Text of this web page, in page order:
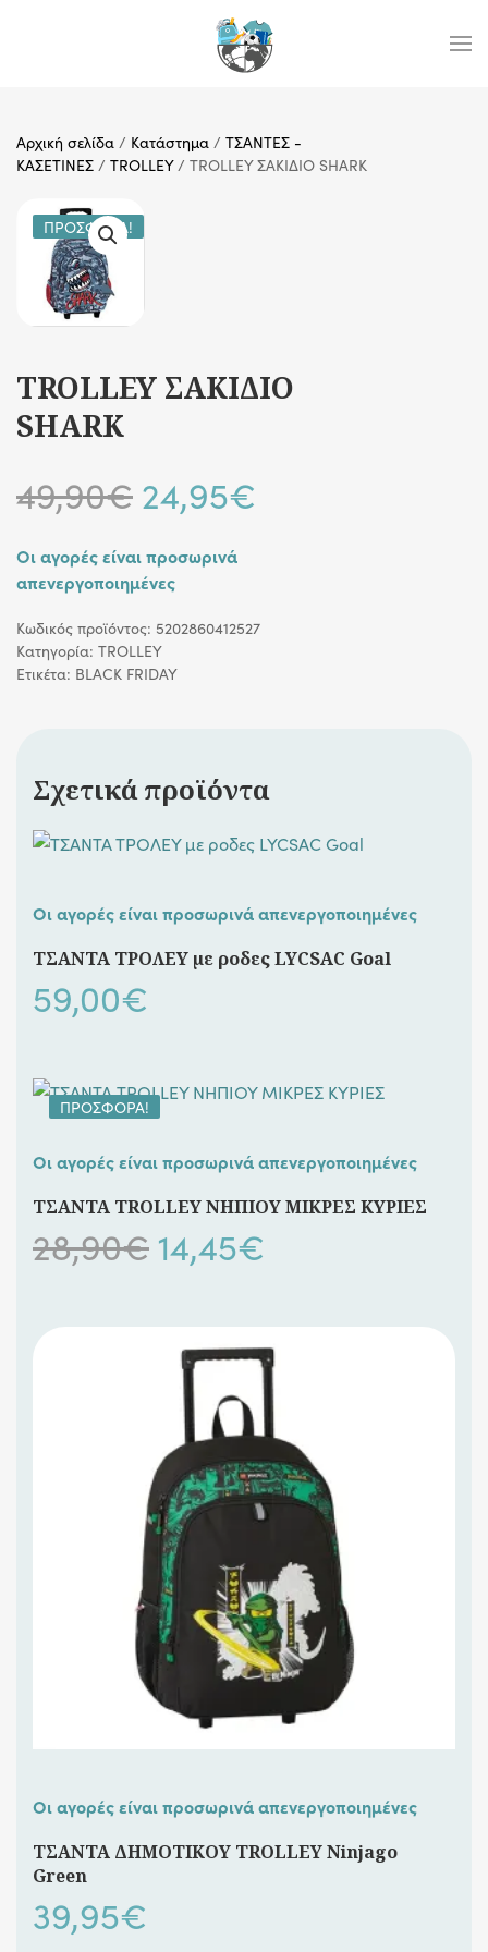
Αρχική σελίδα / Κατάστημα / ΤΣΑΝΤΕΣ -
ΚΑΣΕΤΙΝΕΣ / TROLLEY/ TROLLEY ΣΑΚΙΔΙΟ SHARK
ΠΡΟΣΦΟΡΆ!
TROLLEY ΣΑΚΙΔΙΟ
SHARK
49,90€ Original
price
was:
49,90€.
24,95€
είναι:
Οι αγορές είναι προσωρινά
απενεργοποιημένες
Κωδικός προϊόντος: 5202860412527
Κατηγορία: TROLLEY
Ετικέτα: BLACK FRIDAY
Σχετικά προϊόντα
Οι αγορές είναι προσωρινά απενεργοποιημένες
ΤΣΑΝΤΑ ΤΡΟΛΕΥ με ροδες LYCSAC Goal
59,00€
ΠΡΟΣΦΟΡΆ!
Οι αγορές είναι προσωρινά απενεργοποιημένες
ΤΣΑΝΤΑ TROLLEY ΝΗΠΙΟΥ ΜΙΚΡΕΣ ΚΥΡΙΕΣ
28,90€ Original
was:
28,90€.
14,45€
τιμή
είναι:
14,45€.
Οι αγορές είναι προσωρινά απενεργοποιημένες
ΤΣΑΝΤΑ ΔΗΜΟΤΙΚΟΥ TROLLEY Ninjago
Green
39,95€